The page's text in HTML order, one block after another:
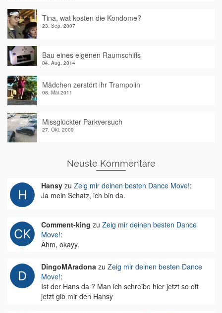
Tina, wat kosten die Kondome?
23. Sep. 2007
Bau eines eigenen Raumschiffs
04. Aug. 2014
Mädchen zerstört ihr Trampolin
08. Mai 2011
Missglückter Parkversuch
27. Okt. 2009
Neuste Kommentare
Hansy zu Zeig mir deinen besten Dance Move!:
Ja mein Schatz, ich bin da.
Comment-king zu Zeig mir deinen besten Dance
Move!:
Ähm, okayy.
DingoMAradona zu Zeig mir deinen besten Dance
Move!:
Ist der Hans da ? Man ich schreibe hier jetzt so oft
jetzt gib mir den Hansy